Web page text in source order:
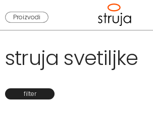
Proizvodi
struja svetiljke
filter